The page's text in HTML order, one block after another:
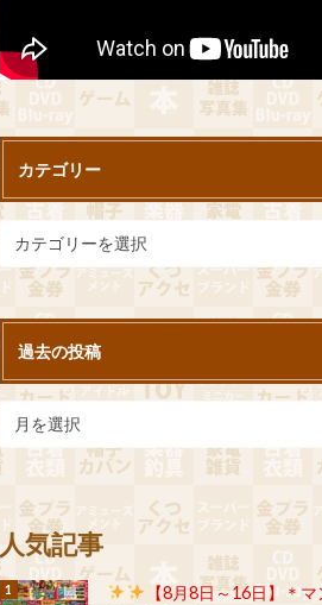
カテゴリー
過去の投稿
人気記事
【8月8日～16日】＊